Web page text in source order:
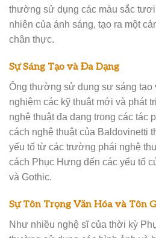
thường sử dụng các màu sắc
nhiên của ánh sáng, tạo ra một
chân thực.
Sự Sáng Tạo và Đa Dạng
Ông thường sử dụng sự sáng tạo
nghiệm các kỹ thuật mới và phát
nghệ thuật đa dạng trong các tác
cách nghệ thuật của Baldovinetti
yếu tố từ các trường phái nghệ
cách Phục Hưng đến các yếu tố
và Gothic.
Sự Tôn Trọng Văn Hóa và Tôn
Như nhiều nghệ sĩ của thời kỳ